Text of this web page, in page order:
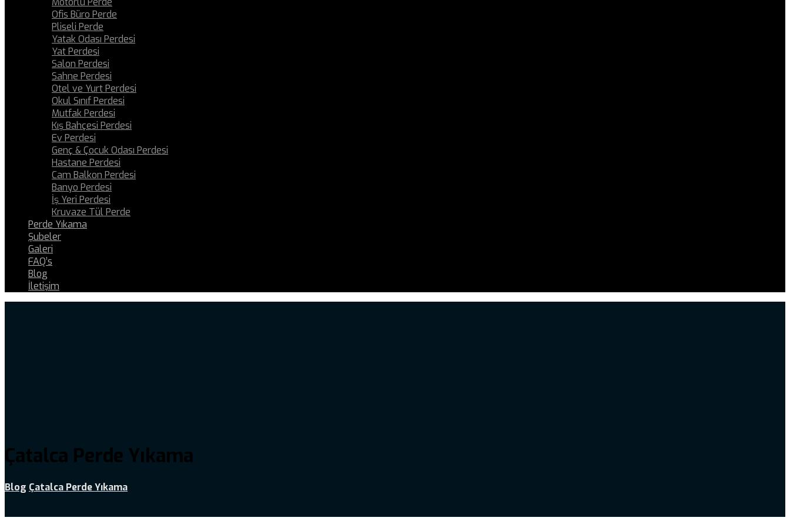
Ofis Büro Perde
Pliseli Perde
Yatak Odası Perdesi
Yat Perdesi
Salon Perdesi
Sahne Perdesi
Otel ve Yurt Perdesi
Okul Sınıf Perdesi
Mutfak Perdesi
Kış Bahçesi Perdesi
Ev Perdesi
Genç & Çocuk Odası Perdesi
Hastane Perdesi
Cam Balkon Perdesi
Banyo Perdesi
İş Yeri Perdesi
Kruvaze Tül Perde
Perde Yıkama
Şubeler
Galeri
FAQ’s
Blog
İletişim
Çatalca Perde Yıkama
Blog Çatalca Perde Yıkama